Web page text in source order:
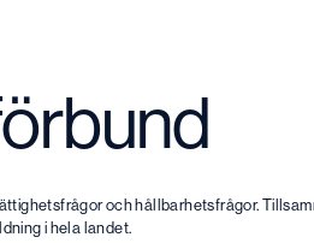
och hållbarhetsfrågor.
i hela landet.